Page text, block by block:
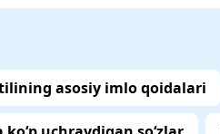
tilining asosiy imlo qoidalari